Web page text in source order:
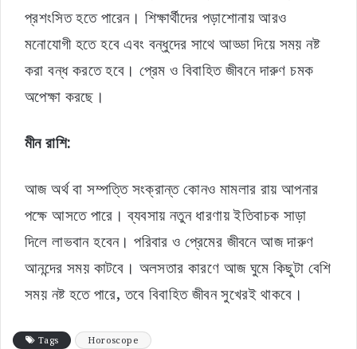
প্রশংসিত হতে পারেন। শিক্ষার্থীদের পড়াশোনায় আরও
মনোযোগী হতে হবে এবং বন্ধুদের সাথে আড্ডা দিয়ে সময় নষ্ট
করা বন্ধ করতে হবে। প্রেম ও বিবাহিত জীবনে দারুণ চমক
অপেক্ষা করছে।
মীন রাশি:
আজ অর্থ বা সম্পত্তি সংক্রান্ত কোনও মামলার রায় আপনার
পক্ষে আসতে পারে। ব্যবসায় নতুন ধারণায় ইতিবাচক সাড়া
দিলে লাভবান হবেন। পরিবার ও প্রেমের জীবনে আজ দারুণ
আনন্দের সময় কাটবে। অলসতার কারণে আজ ঘুমে কিছুটা বেশি
সময় নষ্ট হতে পারে, তবে বিবাহিত জীবন সুখেরই থাকবে।
Tags Horoscope